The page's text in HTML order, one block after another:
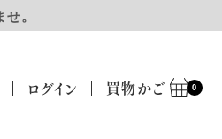
。
ログイン 買物かご 0